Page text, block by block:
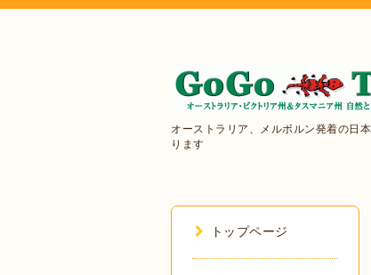
オーストラリア、メルボルン発着の日
ります
トップページ